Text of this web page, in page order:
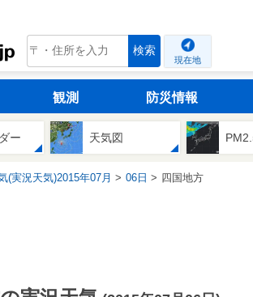
tenki.jp 検索
現在地
観測 防災情報
ー 天気図
(実況天気)2015年07月 06日 四国地方